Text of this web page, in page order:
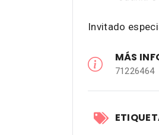
Invitado
MÁS
71226464